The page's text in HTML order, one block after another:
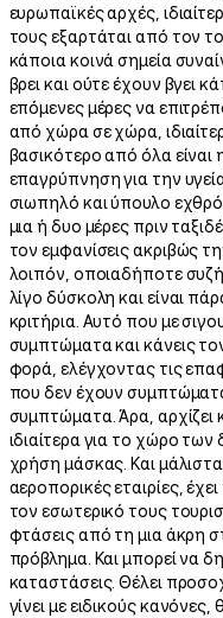
ευρωπαϊκές αρχές,
τους εξαρτάται από τον
κάποια κοινά σημεία
βρει και ούτε έχουν βγει
επόμενες μέρες να
από χώρα σε χώρα,
βασικότερο από όλα είναι
επαγρύπνηση για την
σιωπηλό και ύπουλο
μια ή δυο μέρες πριν
τον εμφανίσεις ακριβώς
λοιπόν, οποιαδήποτε
λίγο δύσκολη και είναι
κριτήρια. Αυτό που με
συμπτώματα και κάνεις
φορά, ελέγχοντας τις
που δεν έχουν
συμπτώματα. Άρα, αρχίζει
ιδιαίτερα για το χώρο
χρήση μάσκας. Και
αεροπορικές εταιρίες,
τον εσωτερικό τους
φτάσεις από τη μια άκρη
πρόβλημα. Και μπορεί να
καταστάσεις. Θέλει
γίνει με ειδικούς κανόνες,